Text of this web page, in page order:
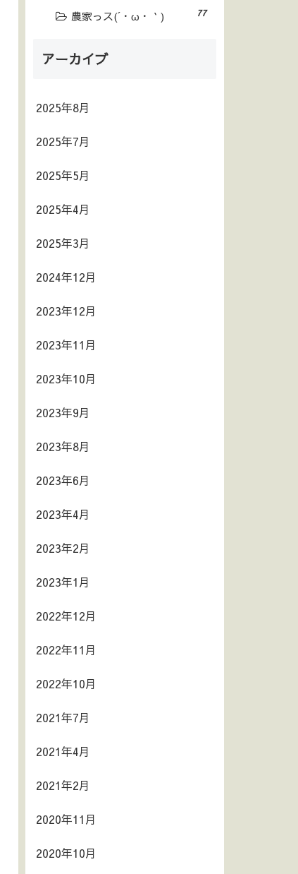
農家っス(´・ω・｀) 77
アーカイブ
2025年8月
2025年7月
2025年5月
2025年4月
2025年3月
2024年12月
2023年12月
2023年11月
2023年10月
2023年9月
2023年8月
2023年6月
2023年4月
2023年2月
2023年1月
2022年12月
2022年11月
2022年10月
2021年7月
2021年4月
2021年2月
2020年11月
2020年10月